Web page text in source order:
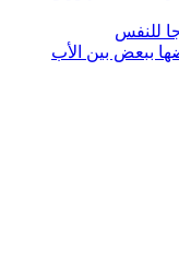
ببعض بين الأب